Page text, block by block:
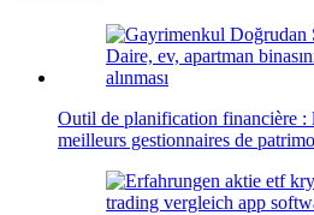
Outil de planification financière :
meilleurs gestionnaires de